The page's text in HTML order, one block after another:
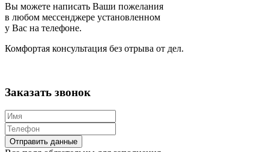
Вы можете написать Ваши пожелания
в любом мессенджере установленном
у Вас на телефоне.
Комфортая консультация без отрыва от дел.
Заказать звонок